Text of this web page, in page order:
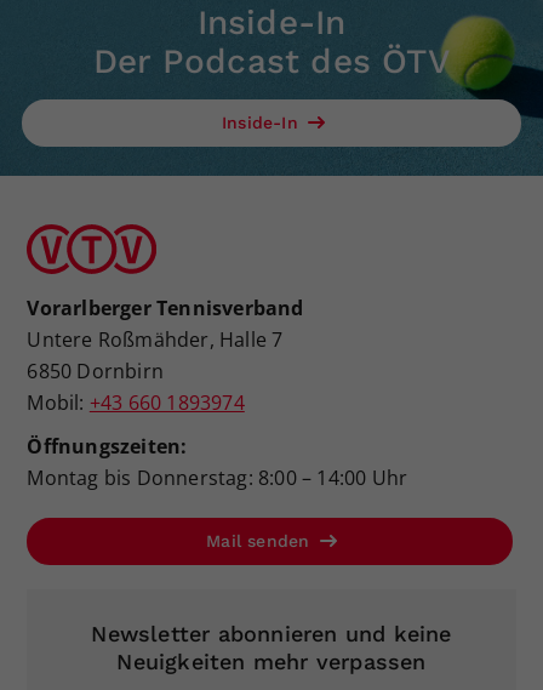
Inside-In
Der Podcast des ÖTV
Inside-In
Vorarlberger Tennisverband
Untere Roßmähder, Halle 7
6850 Dornbirn
Mobil: +43 660 1893974
Öffnungszeiten:
Montag bis Donnerstag: 8:00 – 14:00 Uhr
Mail senden
Newsletter abonnieren und keine
Neuigkeiten mehr verpassen